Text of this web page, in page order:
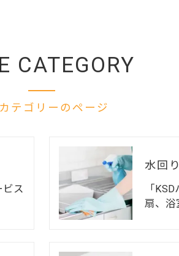
テゴリーのページ
CATEGORY
ス
水回り
「
扇、浴